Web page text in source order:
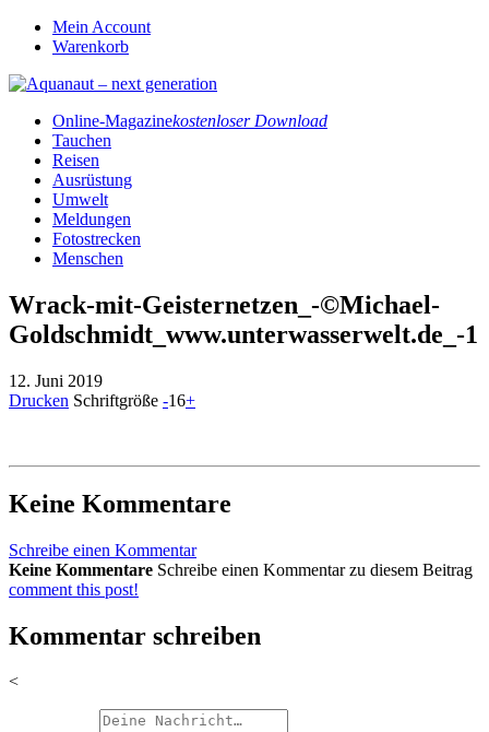
Mein Account
Warenkorb
Online-Magazinekostenloser Download
Tauchen
Reisen
Ausrüstung
Umwelt
Meldungen
Fotostrecken
Menschen
Wrack-mit-Geisternetzen_-©Michael-
Goldschmidt_www.unterwasserwelt.de_-1
12. Juni 2019
Drucken Schriftgröße -16+
Keine Kommentare
Schreibe einen Kommentar
Keine Kommentare Schreibe einen Kommentar zu diesem Beitrag
comment this post!
Kommentar schreiben
<